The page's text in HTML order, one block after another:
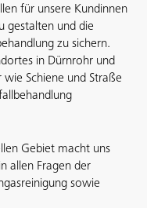
für unsere Kundinnen
gestalten und die
zu sichern.
in Dürnrohr und
Schiene und Straße
Gebiet macht uns
allen Fragen der
sowie